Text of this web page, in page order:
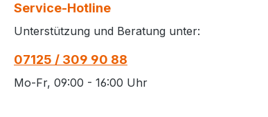
Service-Hotline
Unterstützung und Beratung unter:
07125 / 309 90 88
Mo-Fr, 09:00 - 16:00 Uhr